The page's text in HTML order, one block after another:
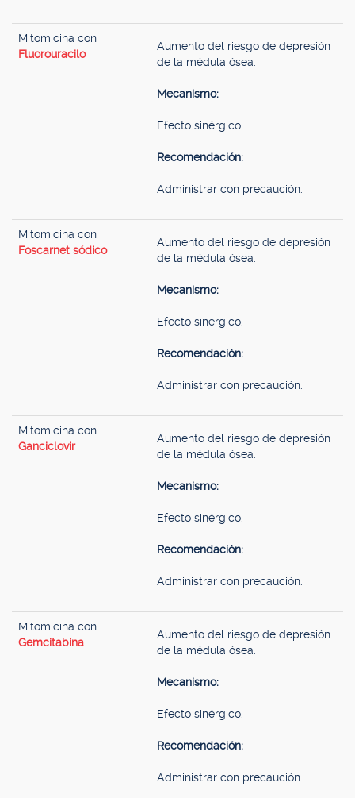
Mitomicina con
Fluorouracilo
Aumento del riesgo de depresión
de la médula ósea.
Mecanismo:
Efecto sinérgico.
Recomendación:
Administrar con precaución.
Mitomicina con
Foscarnet sódico
Aumento del riesgo de depresión
de la médula ósea.
Mecanismo:
Efecto sinérgico.
Recomendación:
Administrar con precaución.
Mitomicina con
Ganciclovir
Aumento del riesgo de depresión
de la médula ósea.
Mecanismo:
Efecto sinérgico.
Recomendación:
Administrar con precaución.
Mitomicina con
Gemcitabina
Aumento del riesgo de depresión
de la médula ósea.
Mecanismo:
Efecto sinérgico.
Recomendación:
Administrar con precaución.